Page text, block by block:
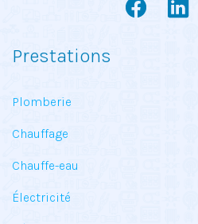
Prestations
Plomberie
Chauffage
Chauffe-eau
Électricité